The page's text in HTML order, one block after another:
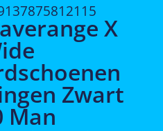
X
Zwart
Man